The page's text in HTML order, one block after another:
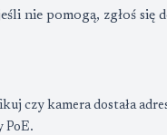
nie pomogą, zgłoś się
czy kamera dostała
PoE.